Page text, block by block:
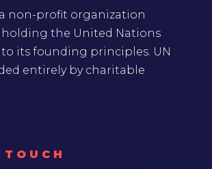
non-profit organization
the United Nations
its founding principles. UN
entirely by charitable